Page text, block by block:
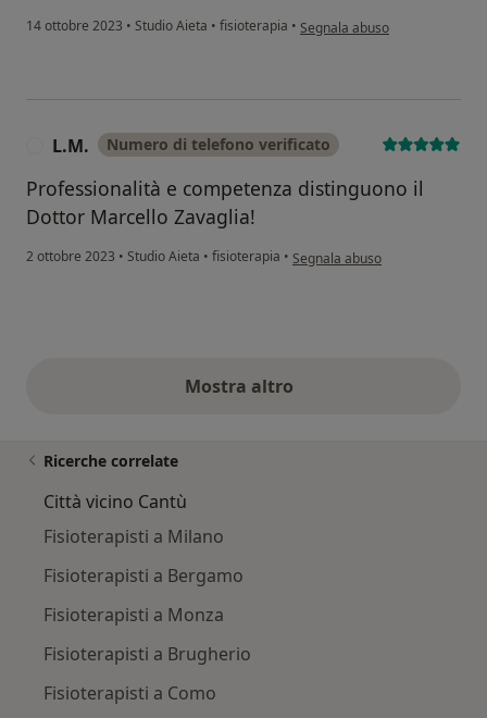
14 ottobre 2023 • Studio Aieta • fisioterapia • secondo l'opinione dell'utente
Segnala abuso
L.M. Numero di telefono verificato
Professionalità e competenza distinguono il
Dottor Marcello Zavaglia!
2 ottobre 2023 • Studio Aieta • fisioterapia • secondo l'opinione dell'utente
Segnala abuso
Mostra altroopinioni di cui sopra
Ricerche correlate
Città vicino Cantù
Fisioterapisti a Milano
Fisioterapisti a Bergamo
Fisioterapisti a Monza
Fisioterapisti a Brugherio
Fisioterapisti a Como